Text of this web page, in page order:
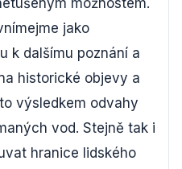
možnostem.
jako
k dalšímu poznání a
historické objevy a
výsledkem odvahy
vod. Stejně tak i
hranice lidského